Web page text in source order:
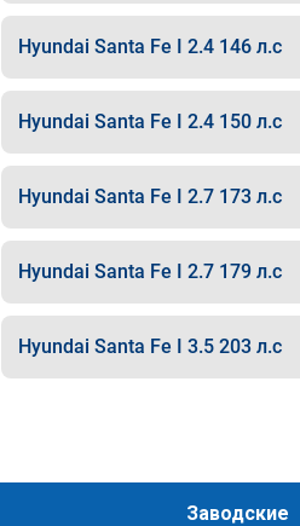
Hyundai Santa Fe I 2.4 146 л.с
Hyundai Santa Fe I 2.4 150 л.с
Hyundai Santa Fe I 2.7 173 л.с
Hyundai Santa Fe I 2.7 179 л.с
Hyundai Santa Fe I 3.5 203 л.с
Заводские